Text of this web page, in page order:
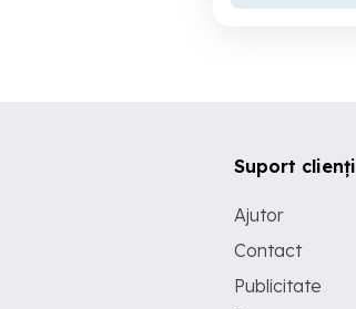
Suport clienți
Ajutor
Contact
Publicitate